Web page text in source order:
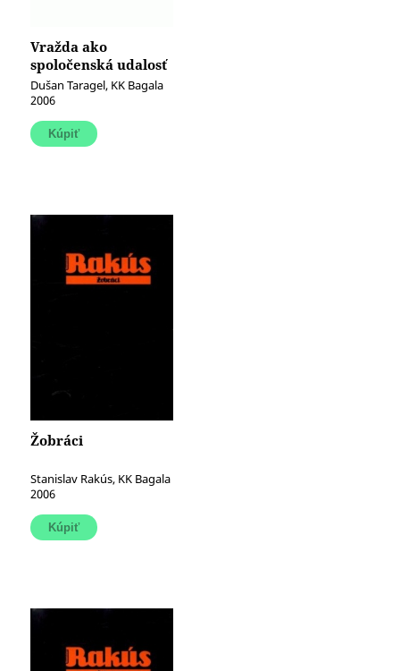
Vražda ako
spoločenská udalosť
(Základy
spoločenského
správania pri
vražde)
Dušan Taragel, KK Bagala
2006
Žobráci
Stanislav Rakús, KK Bagala
2006